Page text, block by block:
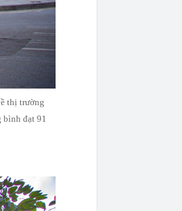
thị trường
bình đạt 91